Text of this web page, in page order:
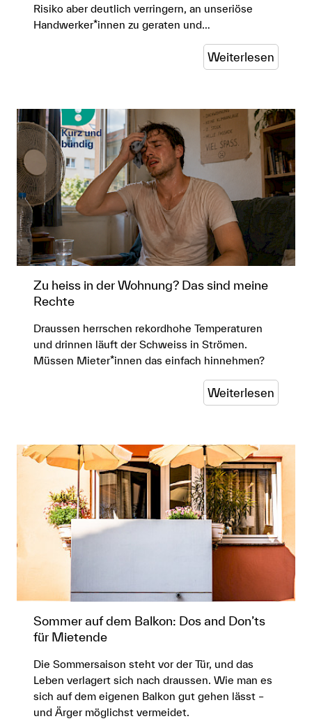
Risiko aber deutlich verringern, an unseriöse
Handwerker*innen zu geraten und…
Weiterlesen
Zu heiss in der Wohnung? Das sind meine
Rechte
Draussen herrschen rekordhohe Temperaturen
und drinnen läuft der Schweiss in Strömen.
Müssen Mieter*innen das einfach hinnehmen?
Weiterlesen
Sommer auf dem Balkon: Dos and Don’ts
für Mietende
Die Sommersaison steht vor der Tür, und das
Leben verlagert sich nach draussen. Wie man es
sich auf dem eigenen Balkon gut gehen lässt –
und Ärger möglichst vermeidet.